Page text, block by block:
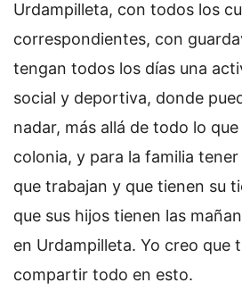
Urdampilleta, con todos los
correspondientes, con
tengan todos los días una
social y deportiva, donde
nadar, más allá de todo lo
colonia, y para la familia
que trabajan y que tienen su
que sus hijos tienen las
en Urdampilleta. Yo creo que
compartir todo en esto.